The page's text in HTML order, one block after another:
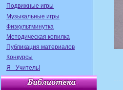
Подвижные игры
Музыкальные игры
Физкультминутка
Методическая копилка
Публикация материалов
Конкурсы
Я - Учитель!